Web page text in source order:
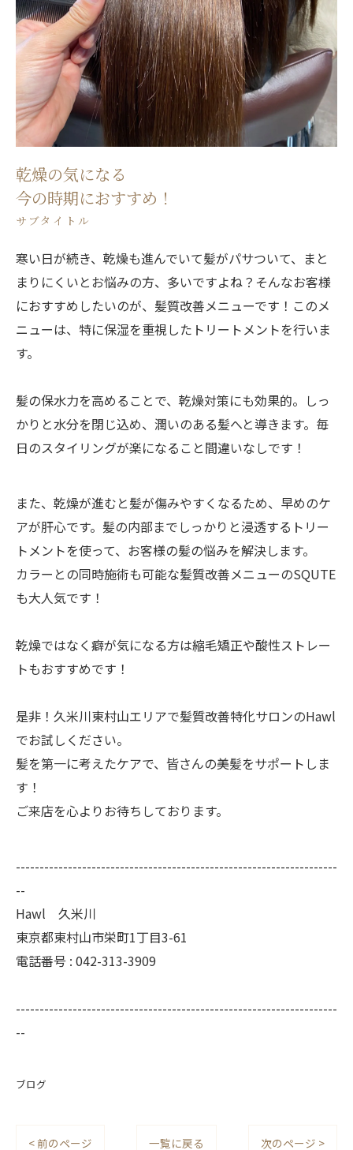
乾燥の気になる
今の時期におすすめ！
サブタイトル
寒い日が続き、乾燥も進んでいて髪がパサついて、まと
まりにくいとお悩みの方、多いですよね？そんなお客様
におすすめしたいのが、髪質改善メニューです！このメ
ニューは、特に保湿を重視したトリートメントを行いま
す。
髪の保水力を高めることで、乾燥対策にも効果的。しっ
かりと水分を閉じ込め、潤いのある髪へと導きます。毎
日のスタイリングが楽になること間違いなしです！
また、乾燥が進むと髪が傷みやすくなるため、早めのケ
アが肝心です。髪の内部までしっかりと浸透するトリー
トメントを使って、お客様の髪の悩みを解決します。
カラーとの同時施術も可能な髪質改善メニューのSQUTE
も大人気です！
乾燥ではなく癖が気になる方は縮毛矯正や酸性ストレー
トもおすすめです！
是非！久米川東村山エリアで髪質改善特化サロンのHawl
でお試しください。
髪を第一に考えたケアで、皆さんの美髪をサポートしま
す！
ご来店を心よりお待ちしております。
--------------------------------------------------------------------
--
Hawl 久米川
東京都東村山市栄町1丁目3-61
電話番号 : 042-313-3909
--------------------------------------------------------------------
--
ブログ
< 前のページ 一覧に戻る 次のページ >